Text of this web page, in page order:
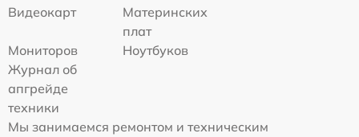
Видеокарт
Материнских
плат
Мониторов
Ноутбуков
Журнал об
апгрейде
техники
Мы занимаемся ремонтом и техническим